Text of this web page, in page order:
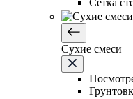
Сетка
Сухие смеси